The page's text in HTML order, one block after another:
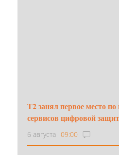
Т2 занял первое место
сервисов цифровой
6 августа 09:00